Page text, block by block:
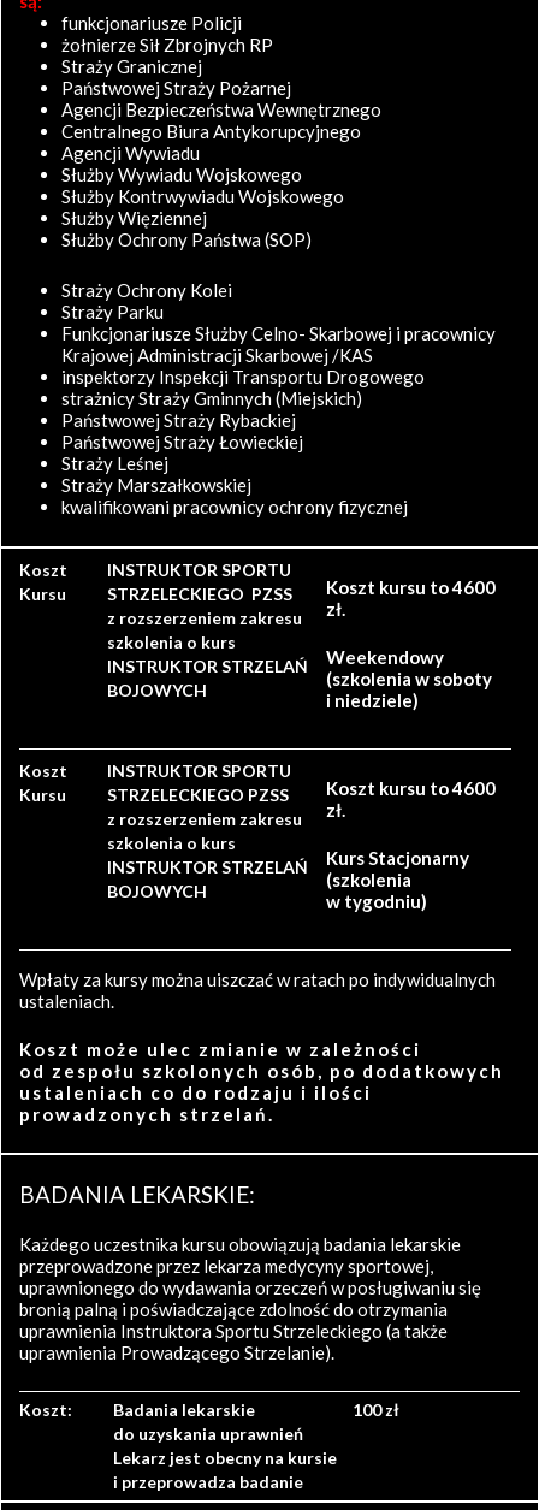
funkcjonariusze Policji
żołnierze Sił Zbrojnych RP
Straży Granicznej
Państwowej Straży Pożarnej
Agencji Bezpieczeństwa Wewnętrznego
Centralnego Biura Antykorupcyjnego
Agencji Wywiadu
Służby Wywiadu Wojskowego
Służby Kontrwywiadu Wojskowego
Służby Więziennej
Służby Ochrony Państwa (SOP)
Straży Ochrony Kolei
Straży Parku
Funkcjonariusze Służby Celno- Skarbowej i pracownicy
Krajowej Administracji Skarbowej /KAS
inspektorzy Inspekcji Transportu Drogowego
strażnicy Straży Gminnych (Miejskich)
Państwowej Straży Rybackiej
Państwowej Straży Łowieckiej
Straży Leśnej
Straży Marszałkowskiej
kwalifikowani pracownicy ochrony fizycznej
Koszt
Kursu
INSTRUKTOR SPORTU
STRZELECKIEGO PZSS
z rozszerzeniem zakresu
szkolenia o kurs
INSTRUKTOR STRZELAŃ
BOJOWYCH
Koszt kursu to 4600
zł.
Weekendowy
(szkolenia w soboty
i niedziele)
Koszt
Kursu
INSTRUKTOR SPORTU
STRZELECKIEGO PZSS
z rozszerzeniem zakresu
szkolenia o kurs
INSTRUKTOR STRZELAŃ
BOJOWYCH
Koszt kursu to 4600
zł.
Kurs Stacjonarny
(szkolenia
w tygodniu)
Wpłaty za kursy można uiszczać w ratach po indywidualnych
ustaleniach.
Koszt może ulec zmianie w zależności
od zespołu szkolonych osób, po dodatkowych
ustaleniach co do rodzaju i ilości
prowadzonych strzelań.
BADANIA LEKARSKIE:
Każdego uczestnika kursu obowiązują badania lekarskie
przeprowadzone przez lekarza medycyny sportowej,
uprawnionego do wydawania orzeczeń w posługiwaniu się
bronią palną i poświadczające zdolność do otrzymania
uprawnienia Instruktora Sportu Strzeleckiego (a także
uprawnienia Prowadzącego Strzelanie).
Koszt:
Badania lekarskie
do uzyskania uprawnień
Lekarz jest obecny na kursie
i przeprowadza badanie
100 zł